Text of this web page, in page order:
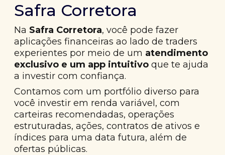
Safra Corretora
Na Safra Corretora, você pode fazer
aplicações financeiras ao lado de traders
experientes por meio de um atendimento
exclusivo e um app intuitivo que te ajuda
a investir com confiança.
Contamos com um portfólio diverso para
você investir em renda variável, com
carteiras recomendadas, operações
estruturadas, ações, contratos de ativos e
índices para uma data futura, além de
ofertas públicas.